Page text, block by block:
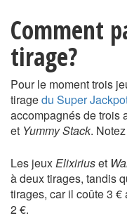
Comment
tirage?
Pour le moment trois
tiragedu Super
accompagnés de trois
et Yummy Stack.
Les jeuxElixiriuset
à deux tirages, tandis
tirages, car il coûte 3
2 €.